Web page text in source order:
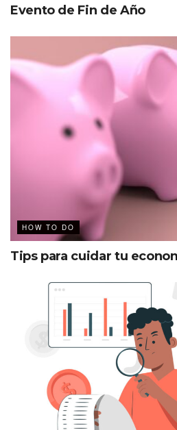
Evento de Fin de Año
HOW TO DO
Tips para cuidar tu